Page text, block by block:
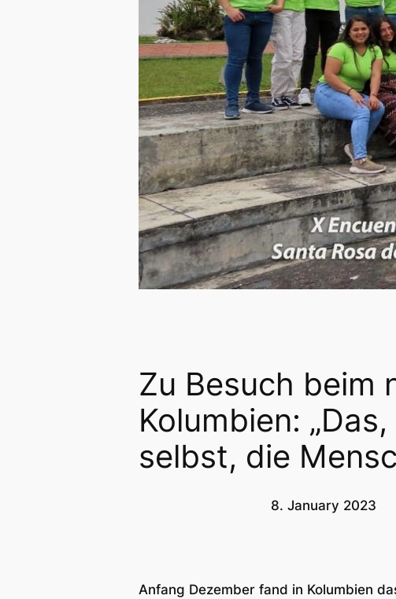
Zu Besuch beim
Kolumbien:
selbst, die
8. January 2023
Anfang Dezember fand in Kolumbien